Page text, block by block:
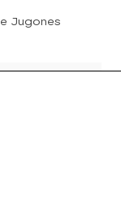
Jugones